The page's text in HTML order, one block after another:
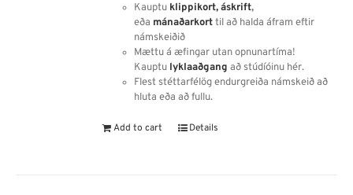
Kauptu klippikort,áskrift,
eða mánaðarkorttil að halda áfram eftir
námskeiðið
Mættu á æfingar utan opnunartíma!
Kauptu lyklaaðgang að stúdíóinu hér.
Flest stéttarfélög endurgreiða námskeið að
hluta eða að fullu.
Add to cart Details